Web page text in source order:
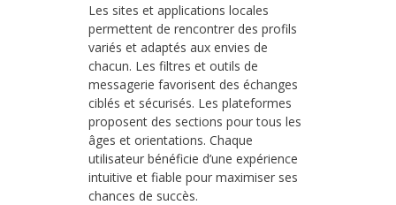
Les sites et applications locales
permettent de rencontrer des profils
variés et adaptés aux envies de
chacun. Les filtres et outils de
messagerie favorisent des échanges
ciblés et sécurisés. Les plateformes
proposent des sections pour tous les
âges et orientations. Chaque
utilisateur bénéficie d’une expérience
intuitive et fiable pour maximiser ses
chances de succès.